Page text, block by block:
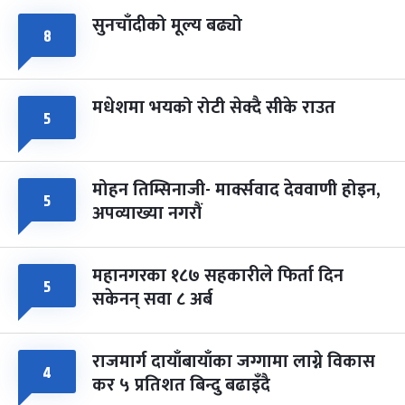
८ सुनचाँदीको मूल्य बढ्यो
५ मधेशमा भयको रोटी सेक्दै सीके राउत
५ मोहन तिम्सिनाजी- मार्क्सवाद देववाणी होइन,
अपव्याख्या नगरौं
५ महानगरका १८७ सहकारीले फिर्ता दिन
सकेनन् सवा ८ अर्ब
४ राजमार्ग दायाँबायाँका जग्गामा लाग्ने विकास
कर ५ प्रतिशत बिन्दु बढाइँदै